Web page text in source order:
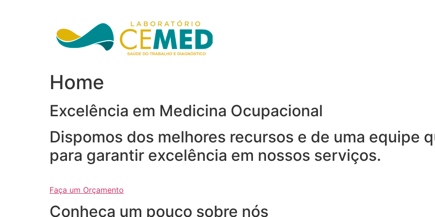
Home
Excelência em Medicina Ocupacional
Dispomos dos melhores recursos e de uma equipe
para garantir excelência em nossos serviços.
Faça um Orçamento
Conheça um pouco sobre nós